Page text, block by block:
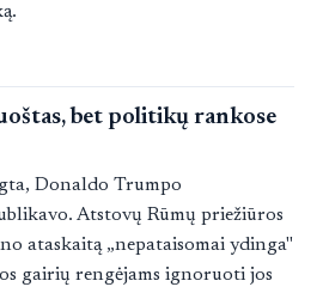
bet politikų rankose
Donaldo Trumpo
Atstovų Rūmų priežiūros
ataskaitą „nepataisomai ydinga"
gairių rengėjams ignoruoti jos